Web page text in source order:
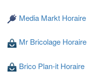
Media Markt Horaire
Mr Bricolage Horaire
Brico Plan-it Horaire